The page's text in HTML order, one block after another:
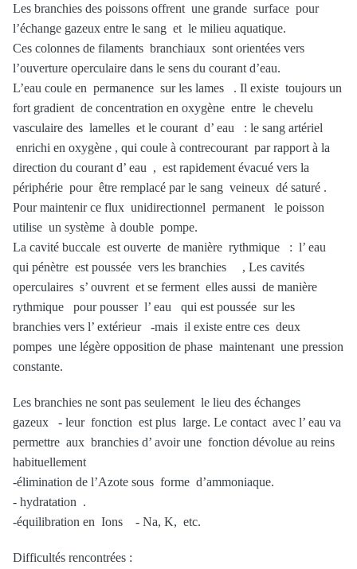
Les branchies des poissons offrent une grande surface pour
l’échange gazeux entre le sang et le milieu aquatique.
Ces colonnes de filaments branchiaux sont orientées vers
l’ouverture operculaire dans le sens du courant d’eau.
L’eau coule en permanence sur les lames . Il existe toujours un
fort gradient de concentration en oxygène entre le chevelu
vasculaire des lamelles et le courant d’ eau : le sang artériel
enrichi en oxygène , qui coule à contrecourant par rapport à la
direction du courant d’ eau , est rapidement évacué vers la
périphérie pour être remplacé par le sang veineux dé saturé .
Pour maintenir ce flux unidirectionnel permanent le poisson
utilise un système à double pompe.
La cavité buccale est ouverte de manière rythmique : l’ eau
qui pénètre est poussée vers les branchies , Les cavités
operculaires s’ ouvrent et se ferment elles aussi de manière
rythmique pour pousser l’ eau qui est poussée sur les
branchies vers l’ extérieur -mais il existe entre ces deux
pompes une légère opposition de phase maintenant une pression
constante.
Les branchies ne sont pas seulement le lieu des échanges
gazeux - leur fonction est plus large. Le contact avec l’ eau va
permettre aux branchies d’ avoir une fonction dévolue au reins
habituellement
-élimination de l’Azote sous forme d’ammoniaque.
- hydratation .
-équilibration en Ions - Na, K, etc.
Difficultés rencontrées :